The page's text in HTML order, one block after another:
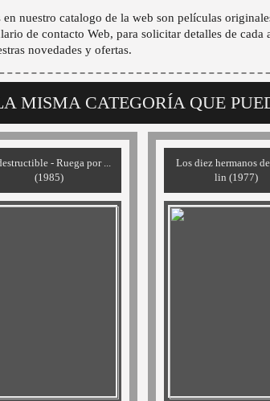
en nuestro catalogo de la web son películas
de contacto Web, para solicitar detalles de cada
novedades y ofertas.
MISMA CATEGORÍA QUE
- Ruega por ...
(1985)
Los diez hermanos
lin (1977)